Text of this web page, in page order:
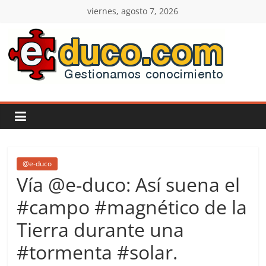
contenido
viernes, agosto 7, 2026
E-
duco:
Gestión
del
Conocimiento
Learn
more.
Do
@e-duco
Vía @e-duco: Así suena el
#campo #magnético de la
Tierra durante una
#tormenta #solar.